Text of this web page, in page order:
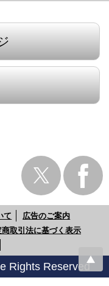
て
広告のご案内
商取引法に基づく表示
Rights Reserved